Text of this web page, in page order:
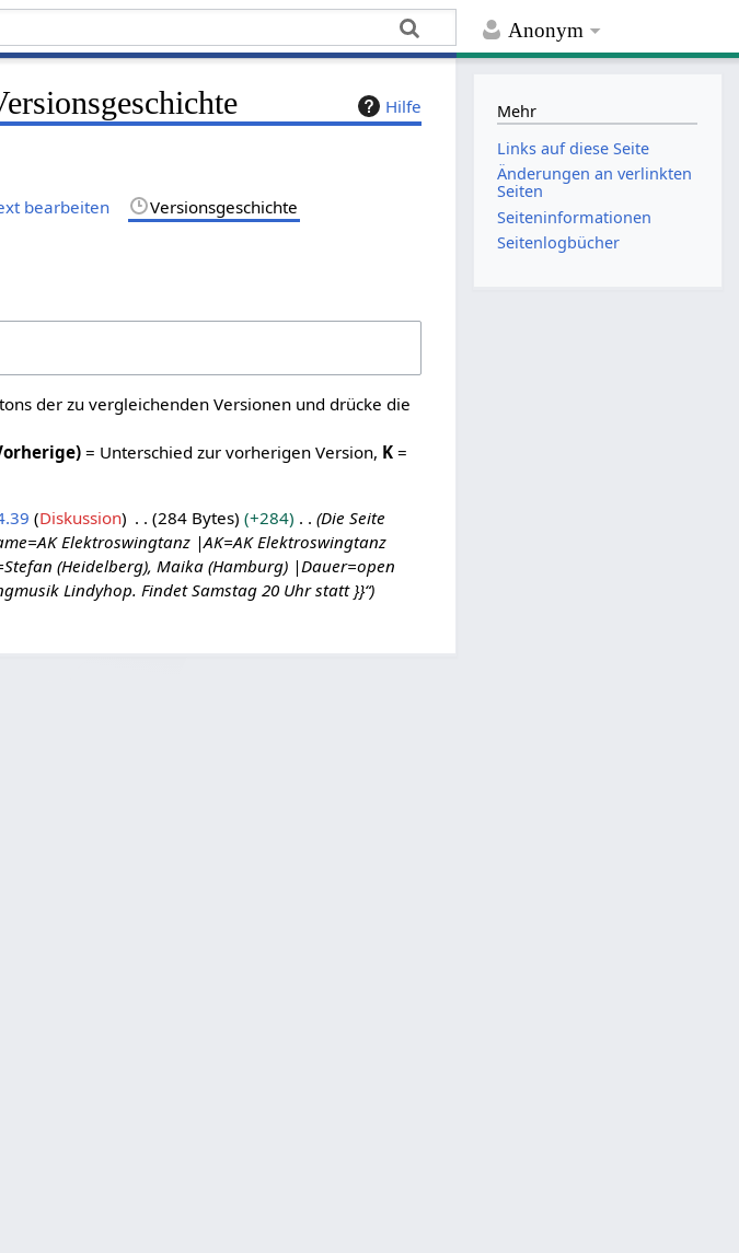
Anonym
Hilfe
bearbeiten Versionsgeschichte
der zu vergleichenden Versionen und drücke die
= Unterschied zur vorherigen Version, K =
Diskussion 284 Bytes +284
Die Seite
Elektroswingtanz |AK=AK Elektroswingtanz
(Heidelberg), Maika (Hamburg) |Dauer=open
Lindyhop. Findet Samstag 20 Uhr statt }}“
Mehr
Links auf diese Seite
Änderungen an verlinkten
Seiten
Seiten­­informationen
Seitenlogbücher